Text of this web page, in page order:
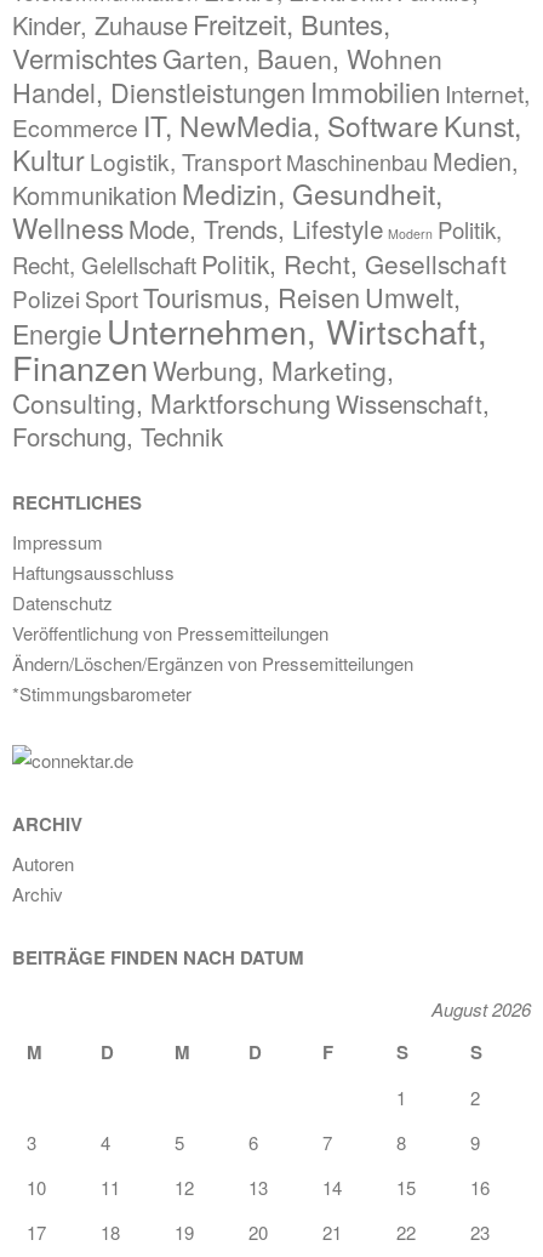
Kinder, Zuhause Freitzeit, Buntes,
Vermischtes Garten, Bauen, Wohnen
Handel, Dienstleistungen Immobilien Internet,
Ecommerce IT, NewMedia, SoftwareKunst,
KulturLogistik, TransportMaschinenbau Medien,
Kommunikation Medizin, Gesundheit,
WellnessMode, Trends, Lifestyle Modern Politik,
Recht, Gelellschaft Politik, Recht, Gesellschaft
Polizei SportTourismus, Reisen Umwelt,
Energie Unternehmen, Wirtschaft,
FinanzenWerbung, Marketing,
Consulting, MarktforschungWissenschaft,
Forschung, Technik
RECHTLICHES
Impressum
Haftungsausschluss
Datenschutz
Veröffentlichung von Pressemitteilungen
Ändern/Löschen/Ergänzen von Pressemitteilungen
*Stimmungsbarometer
ARCHIV
Autoren
Archiv
BEITRÄGE FINDEN NACH DATUM
August 2026
M D M D F S S
1
2
3
4 5 6 7 8
9
10
11 12 13 14 15
16
17
18 19 20 21 22 23